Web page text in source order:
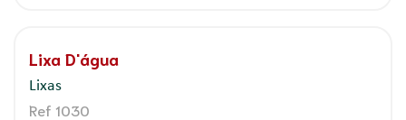
Lixa D'água
Lixas
Ref 1030